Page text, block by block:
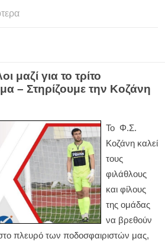
μαζί για το τρίτο
– Στηρίζουμε την Κοζάνη
Το Φ.Σ.
Κοζάνη καλεί
τους
φιλάθλους
και φίλους
της ομάδας
να βρεθούν
πλευρό των ποδοσφαιριστών μας,